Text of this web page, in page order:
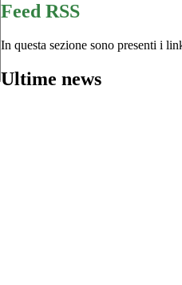
Feed RSS
In questa sezione sono presenti i
Ultime news